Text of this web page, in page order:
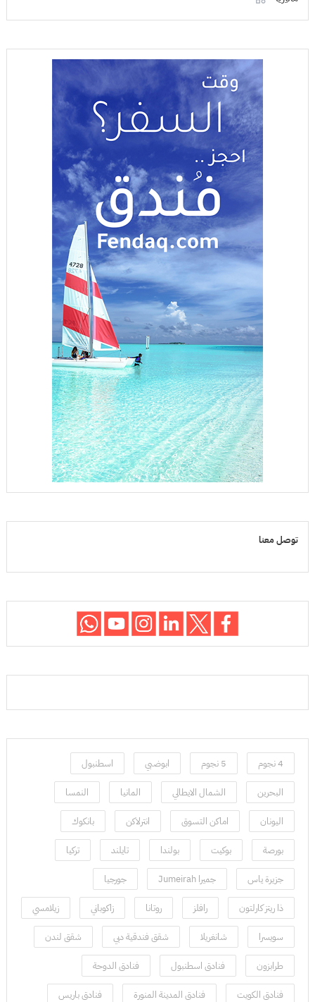
توصل معنا
4 نجوم 5 نجوم ابوضبي اسطنبول
البحرين الشمال الايطالي المانيا النمسا
اليونان اماكن التسوق انترلاكن بانكوك
بورصة بوكيت بولندا تايلند تركيا
جزيرة ياس جميرا Jumeirah جورجيا
ذا ريتز كارلتون رافلز روتانا زاكوباني زيلامسي
سويسرا شانغريلا شقق فندقية دبي شقق لندن
طرابزون فنادق اسطنبول فنادق الدوحة
فنادق الكويت فنادق المدينة المنورة فنادق باريس